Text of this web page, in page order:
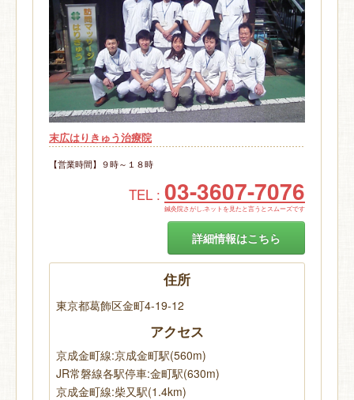
末広はりきゅう治療院
【営業時間】９時～１８時
TEL : 03-3607-7076
鍼灸院さがし.ネットを見たと言うとスムーズです
詳細情報はこちら
住所
東京都葛飾区金町4-19-12
アクセス
京成金町線:京成金町駅(560m)
JR常磐線各駅停車:金町駅(630m)
京成金町線:柴又駅(1.4km)